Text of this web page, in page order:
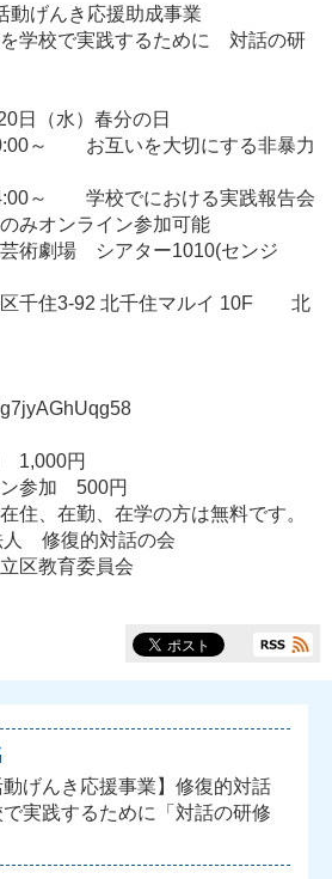
動げんき応援助成事業
を学校で実践するために 対話の研
日（水）春分の日
お互いを大切にする非暴力
学校でにおける実践報告会
ライン参加可能
術劇場 シアター1010(センジ
3-92 北千住マルイ 10F 北
1,000円
500円
、在学の方は無料です。
人 修復的対話の会
区教育委員会
動げんき応援事業】修復的対話
実践するために「対話の研修